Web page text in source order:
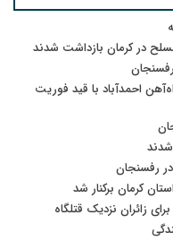
احمدآباد با قید فوریت
رفسنجان
کرمان برکنار شد
زائران نزدیک قتلگاه